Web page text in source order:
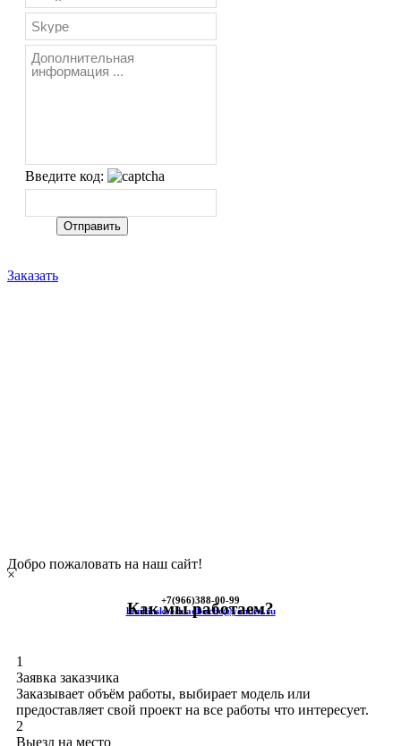
Введите код:
Заказать
Добро пожаловать на наш сайт!
+7(966)388-00-99
himkinskoe-kladbische@yandex.ru
×
Как мы работаем?
1
Заявка заказчика
Заказывает объём работы, выбирает модель или
предоставляет свой проект на все работы что интересует.
2
Выезд на место